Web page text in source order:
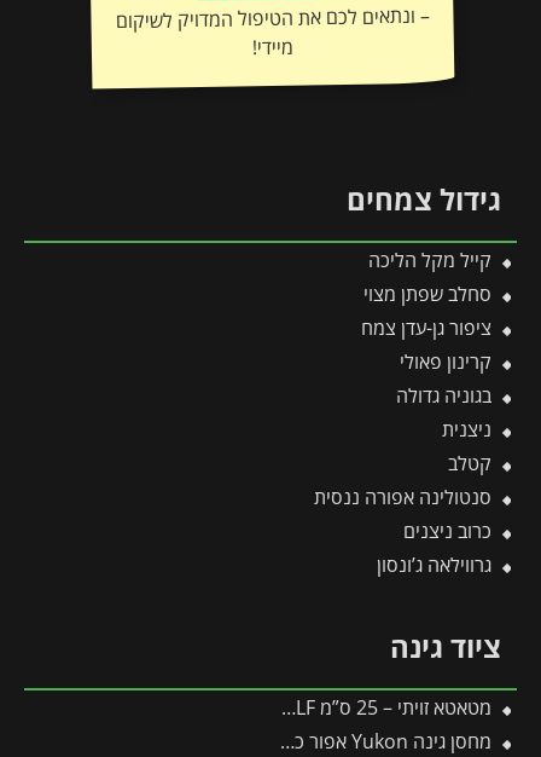
מיידי!
גידול צמחים
קייל מקל הליכה
סחלב שפתן מצוי
ציפור גן-עדן צמח
קרינון פאולי
בגוניה גדולה
ניצנית
קטלב
סנטולינה אפורה ננסית
כרוב ניצנים
גרווילאה ג’ונסון
ציוד גינה
מטאטא זויתי – 25 ס”מ BW25M – WOLF
מחסן גינה Yukon אפור כהה כולל רצפה 3.3X2.7 מבית פלרם – קנופיה